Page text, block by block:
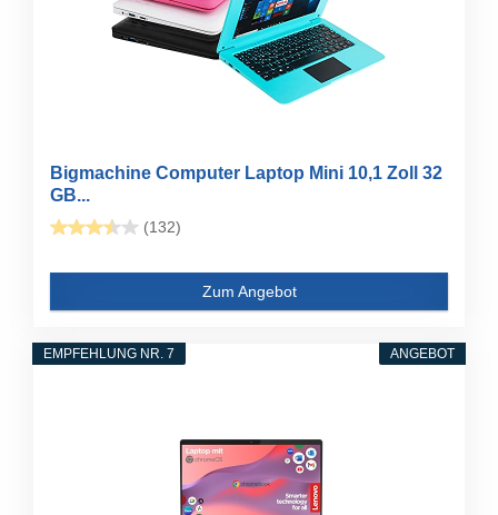
Bigmachine Computer Laptop Mini 10,1 Zoll 32
GB...
(132)
Zum Angebot
ANGEBOT
EMPFEHLUNG NR. 7